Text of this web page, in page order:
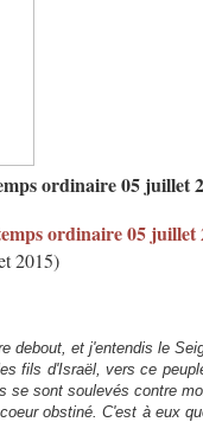
ordinaire 05 juillet
ordinaire 05 juillet
2015)
debout, et j'entendis le
fils d'Israël, vers ce
se sont soulevés contre
obstiné. C'est à eux